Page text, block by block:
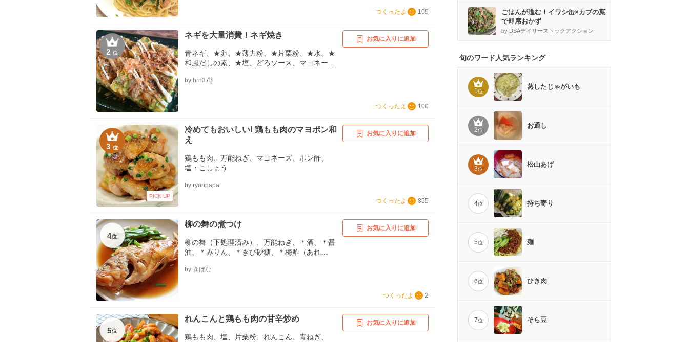
つくったよ 109
2位
ネギを大量消費！ネギ焼き
青ネギ、★卵、★薄力粉、★片栗粉、★水、★
和風だしの素、★塩、どろソース、マヨネー
by hrn373
お気に入りに追加
つくったよ 100
3位
PICK UP
冷めてもおいしい! 鶏もも肉のマヨポン和
え
鶏もも肉、万能ねぎ、マヨネーズ、ポン酢、
塩・こしょう
by ryoripapa
お気に入りに追加
つくったよ 855
4位
柳の舞の煮つけ
柳の舞（下処理済み）、万能ねぎ、＊酒、＊醤
油、＊みりん、＊きび砂糖、＊梅酢（あれ
by きばな
お気に入りに追加
つくったよ 2
5位
れんこんと鶏もも肉の甘辛炒め
鶏もも肉、塩、片栗粉、れんこん、青ねぎ、
お気に入りに追加
ごはんが進む！イワシ缶×カブの葉
で即席おかず
by DSAデイリーストックアクション
旬のワード人気ランキング
1位
蒸したじゃがいも
2位
お通し
3位
松山あげ
4位 持ち寄り
5位 麺
6位 ひき肉
7位 そら豆